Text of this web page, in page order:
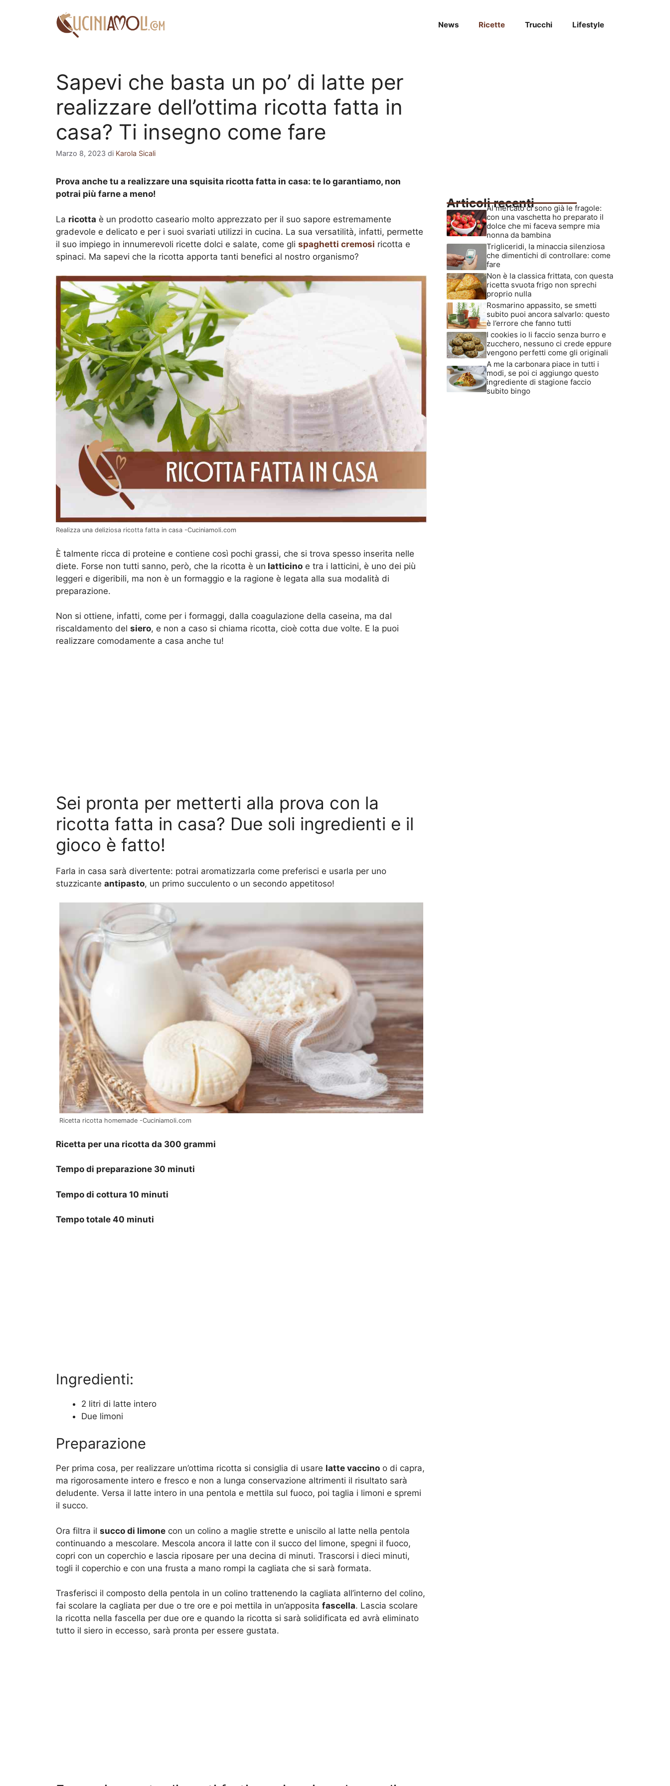
News Ricette Trucchi Lifestyle
Sapevi che basta un po’ di latte per
realizzare dell’ottima ricotta fatta in
casa? Ti insegno come fare
Marzo 8, 2023 di Karola Sicali
Prova anche tu a realizzare una squisita ricotta fatta in casa: te lo garantiamo, non
potrai più farne a meno!
La ricotta è un prodotto caseario molto apprezzato per il suo sapore estremamente
gradevole e delicato e per i suoi svariati utilizzi in cucina. La sua versatilità, infatti, permette
il suo impiego in innumerevoli ricette dolci e salate, come gli spaghetti cremosi ricotta e
spinaci. Ma sapevi che la ricotta apporta tanti benefici al nostro organismo?
Realizza una deliziosa ricotta fatta in casa -Cuciniamoli.com
È talmente ricca di proteine e contiene così pochi grassi, che si trova spesso inserita nelle
diete. Forse non tutti sanno, però, che la ricotta è un latticino e tra i latticini, è uno dei più
leggeri e digeribili, ma non è un formaggio e la ragione è legata alla sua modalità di
preparazione.
Non si ottiene, infatti, come per i formaggi, dalla coagulazione della caseina, ma dal
riscaldamento del siero, e non a caso si chiama ricotta, cioè cotta due volte. E la puoi
realizzare comodamente a casa anche tu!
Sei pronta per metterti alla prova con la
ricotta fatta in casa? Due soli ingredienti e il
gioco è fatto!
Farla in casa sarà divertente: potrai aromatizzarla come preferisci e usarla per uno
stuzzicante antipasto, un primo succulento o un secondo appetitoso!
Ricetta ricotta homemade -Cuciniamoli.com
Ricetta per una ricotta da 300 grammi
Tempo di preparazione 30 minuti
Tempo di cottura 10 minuti
Tempo totale 40 minuti
Ingredienti:
2 litri di latte intero
Due limoni
Preparazione
Per prima cosa, per realizzare un’ottima ricotta si consiglia di usare latte vaccino o di capra,
ma rigorosamente intero e fresco e non a lunga conservazione altrimenti il risultato sarà
deludente. Versa il latte intero in una pentola e mettila sul fuoco, poi taglia i limoni e spremi
il succo.
Ora filtra il succo di limone con un colino a maglie strette e uniscilo al latte nella pentola
continuando a mescolare. Mescola ancora il latte con il succo del limone, spegni il fuoco,
copri con un coperchio e lascia riposare per una decina di minuti. Trascorsi i dieci minuti,
togli il coperchio e con una frusta a mano rompi la cagliata che si sarà formata.
Trasferisci il composto della pentola in un colino trattenendo la cagliata all’interno del colino,
fai scolare la cagliata per due o tre ore e poi mettila in un’apposita fascella. Lascia scolare
la ricotta nella fascella per due ore e quando la ricotta si sarà solidificata ed avrà eliminato
tutto il siero in eccesso, sarà pronta per essere gustata.
Articoli recenti
Al mercato ci sono già le fragole:
con una vaschetta ho preparato il
dolce che mi faceva sempre mia
nonna da bambina
Trigliceridi, la minaccia silenziosa
che dimentichi di controllare: come
fare
Non è la classica frittata, con questa
ricetta svuota frigo non sprechi
proprio nulla
Rosmarino appassito, se smetti
subito puoi ancora salvarlo: questo
è l’errore che fanno tutti
I cookies io li faccio senza burro e
zucchero, nessuno ci crede eppure
vengono perfetti come gli originali
A me la carbonara piace in tutti i
modi, se poi ci aggiungo questo
ingrediente di stagione faccio
subito bingo